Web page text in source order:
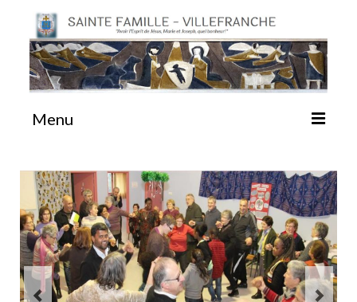
Menu
#87 (pas de titre)
Sainte Emilie
La Congrégation